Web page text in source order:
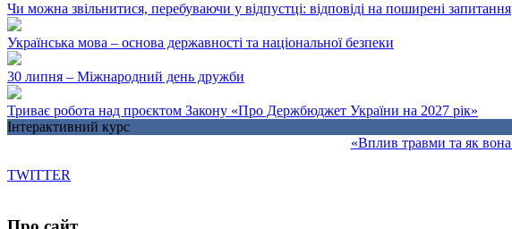
Чи можна звільнитися, перебуваючи у відпустці: відповіді на поширені запитання
Українська мова – основа державності та національної безпеки
30 липня – Міжнародний день дружби
Триває робота над проєктом Закону «Про Держбюджет України на 2027 рік»
Інтерактивний курс
«Вплив травми та як
TWITTER